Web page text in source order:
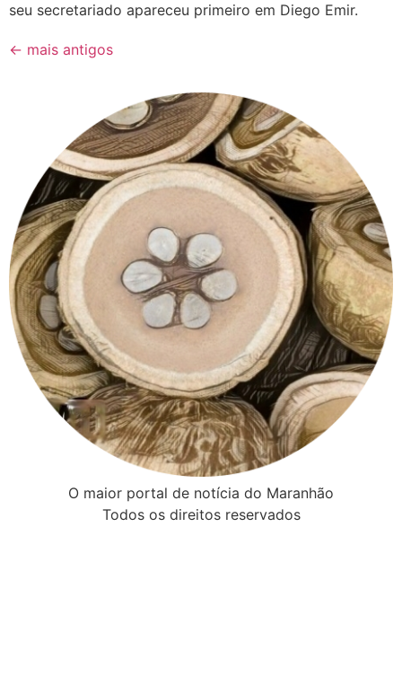
seu secretariado apareceu primeiro em Diego Emir.
← mais antigos
O maior portal de notícia do Maranhão
Todos os direitos reservados